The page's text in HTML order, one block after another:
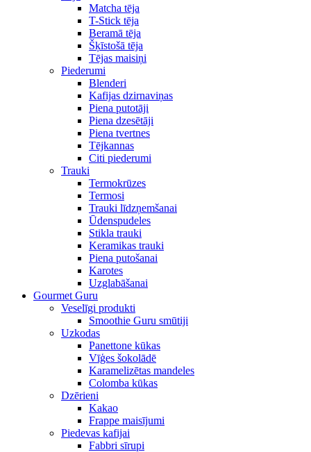
Matcha tēja
T-Stick tēja
Beramā tēja
Šķīstošā tēja
Tējas maisiņi
Piederumi
Blenderi
Kafijas dzirnaviņas
Piena putotāji
Piena dzesētāji
Piena tvertnes
Tējkannas
Citi piederumi
Trauki
Termokrūzes
Termosi
Trauki līdzņemšanai
Ūdenspudeles
Stikla trauki
Keramikas trauki
Piena putošanai
Karotes
Uzglabāšanai
Gourmet Guru
Veselīgi produkti
Smoothie Guru smūtiji
Uzkodas
Panettone kūkas
Vīģes šokolādē
Karamelizētas mandeles
Colomba kūkas
Dzērieni
Kakao
Frappe maisījumi
Piedevas kafijai
Fabbri sīrupi